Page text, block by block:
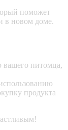
поможет
в новом доме.
вашего питомца,
продукта